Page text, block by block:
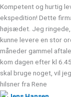
Kompetent og hurtig
ekspedition! Dette
højsædet. Jeg
kunne levere en stor
måneder gammel
kom dagen efter kl
skal bruge noget, vil
hilsner fra Rene